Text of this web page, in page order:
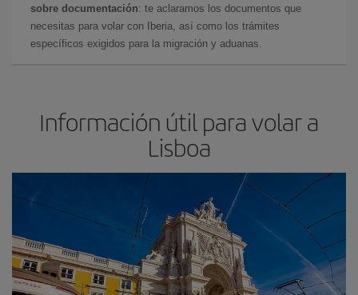
sobre documentación: te aclaramos los documentos que
necesitas para volar con Iberia, así como los trámites
específicos exigidos para la migración y aduanas.
Información útil para volar a
Lisboa